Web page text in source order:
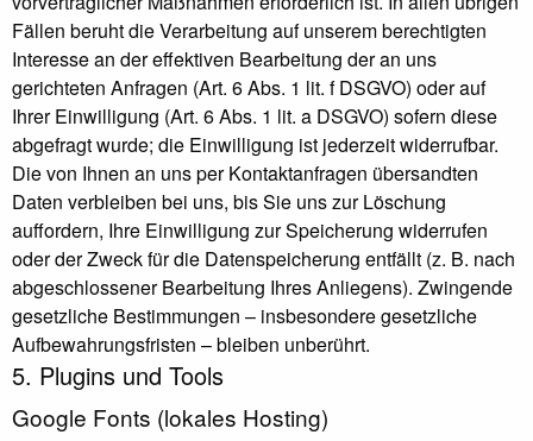
Fällen beruht die Verarbeitung auf unserem berechtigten
Interesse an der effektiven Bearbeitung der an uns
gerichteten Anfragen (Art. 6 Abs. 1 lit. f DSGVO) oder auf
Ihrer Einwilligung (Art. 6 Abs. 1 lit. a DSGVO) sofern diese
abgefragt wurde; die Einwilligung ist jederzeit widerrufbar.
Die von Ihnen an uns per Kontaktanfragen übersandten
Daten verbleiben bei uns, bis Sie uns zur Löschung
auffordern, Ihre Einwilligung zur Speicherung widerrufen
oder der Zweck für die Datenspeicherung entfällt (z. B. nach
abgeschlossener Bearbeitung Ihres Anliegens). Zwingende
gesetzliche Bestimmungen – insbesondere gesetzliche
Aufbewahrungsfristen – bleiben unberührt.
5. Plugins und Tools
Google Fonts (lokales Hosting)